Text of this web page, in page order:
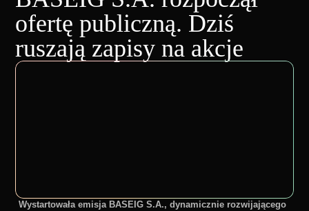
ofertę publiczną. Dziś
ruszają zapisy na akcje
Wystartowała emisja BASEIG S.A., dynamicznie rozwijającego